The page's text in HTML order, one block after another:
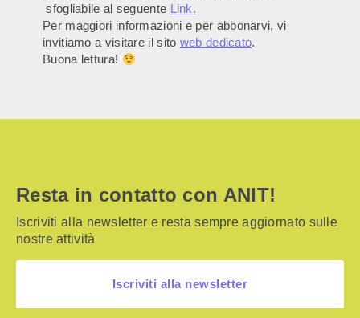
sfogliabile al seguente Link.
Per maggiori informazioni e per abbonarvi, vi
invitiamo a visitare il sito web dedicato.
Buona lettura!
Resta in contatto con ANIT!
Iscriviti alla newsletter e resta sempre aggiornato sulle
nostre attività
Iscriviti alla newsletter